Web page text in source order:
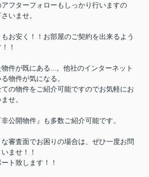
フターフォローもしっかり行いますの
いませ。
お安く！！お部屋のご契約を出来るよう
！
件が既にある...。他社のインターネット
物件が気になる。
の物件をご紹介可能ですのでお気軽にお
せ。
公開物件』も多数ご紹介可能です。
審査面でお困りの場合は、ぜひ一度お問
ませ！！
ト致します！！